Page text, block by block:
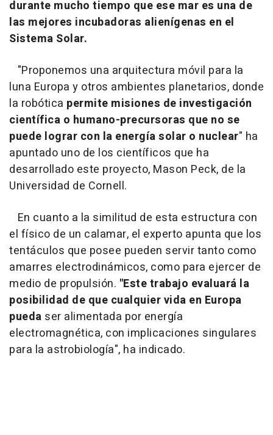
durante mucho tiempo que ese mar es una de
las mejores incubadoras alienígenas en el
Sistema Solar.
"Proponemos una arquitectura móvil para la
luna Europa y otros ambientes planetarios, donde
la robótica permite misiones de investigación
científica o humano-precursoras que no se
puede lograr con la energía solar o nuclear" ha
apuntado uno de los científicos que ha
desarrollado este proyecto, Mason Peck, de la
Universidad de Cornell.
En cuanto a la similitud de esta estructura con
el físico de un calamar, el experto apunta que los
tentáculos que posee pueden servir tanto como
amarres electrodinámicos, como para ejercer de
medio de propulsión. "Este trabajo evaluará la
posibilidad de que cualquier vida en Europa
pueda ser alimentada por energía
electromagnética, con implicaciones singulares
para la astrobiología", ha indicado.